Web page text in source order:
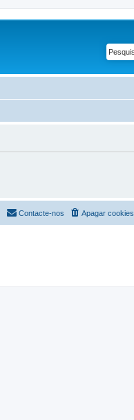
Apagar cookies
Contacte-nos